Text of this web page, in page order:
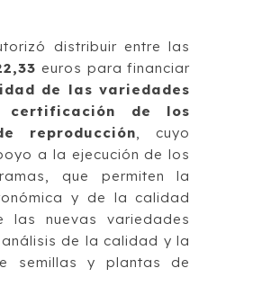
distribuir entre las
euros para financiar
de las variedades
certificación de los
reproducción, cuyo
a la ejecución de los
que permiten la
y de la calidad
las nuevas variedades
de la calidad y la
semillas y plantas de